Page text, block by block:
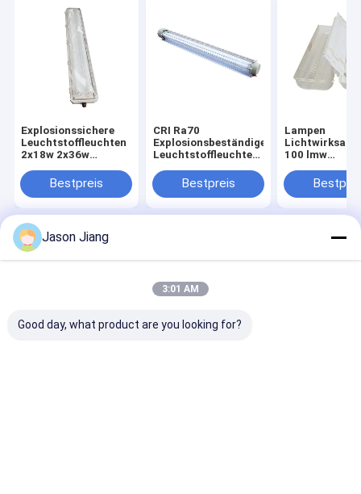
Explosionssichere
Leuchtstoffleuchten
2x18w 2x36w
Beleuchtung für
gefährliche
Bestpreis
CRI Ra70
Explosionsbeständige
Leuchtstoffleuchten
T80°C Db
Beleuchtungslösung
Bereiche
Bestpreis
Lampen
100 lmw
Mark Ex Tb
Startseite
Sitemap
Privacy Policy
Explosionssichere LED-Beleuchtung
© 2026 crown extra lighting co. ltd. All Rights Reserved.
Jason Jiang
3:01 AM
Good day, what product are you looking for?